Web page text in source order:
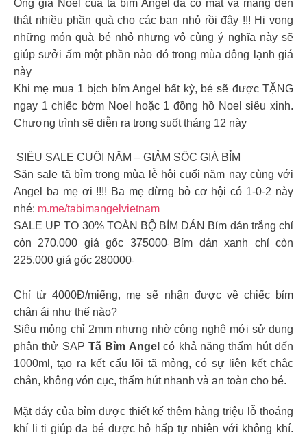
Ông già Noel của tã bỉm Angel đã có mặt và mang đến
thật nhiều phần quà cho các bạn nhỏ rồi đây !!! Hi vọng
những món quà bé nhỏ nhưng vô cùng ý nghĩa này sẽ
giúp sưởi ấm một phần nào đó trong mùa đông lạnh giá
này
Khi mẹ mua 1 bịch bỉm Angel bất kỳ, bé sẽ được TẶNG
ngay 1 chiếc bờm Noel hoặc 1 đồng hồ Noel siêu xinh.
Chương trình sẽ diễn ra trong suốt tháng 12 này
️ SIÊU SALE CUỐI NĂM – GIẢM SỐC GIÁ BỈM ️
Săn sale tã bỉm trong mùa lễ hội cuối năm nay cùng với
Angel ba mẹ ơi !!!! Ba mẹ đừng bỏ cơ hội có 1-0-2 này
nhé: m.me/tabimangelvietnam
SALE UP TO 30% TOÀN BỘ BỈM DÁN Bỉm dán trắng chỉ
còn 270.000 giá gốc 3̵7̵5̵0̵0̵0̵ Bỉm dán xanh chỉ còn
225.000 giá gốc 2̵8̵0̵0̵0̵0̵
Chỉ từ 4000Đ/miếng, mẹ sẽ nhận được về chiếc bỉm
chân ái như thế nào?
Siêu mỏng chỉ 2mm nhưng nhờ công nghệ mới sử dụng
phân thử SAPTã Bỉm Angelcó khả năng thấm hút đến
1000ml, tạo ra kết cấu lõi tã mỏng, có sự liên kết chắc
chắn, không vón cục, thấm hút nhanh và an toàn cho bé.
Mặt đáy của bỉm được thiết kế thêm hàng triệu lỗ thoáng
khí li ti giúp da bé được hô hấp tự nhiên với không khí.